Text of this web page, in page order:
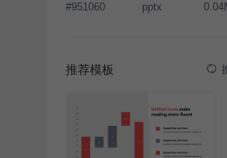
经投权许可任何人不得擅自转载和
#951060 pptx
推荐模板